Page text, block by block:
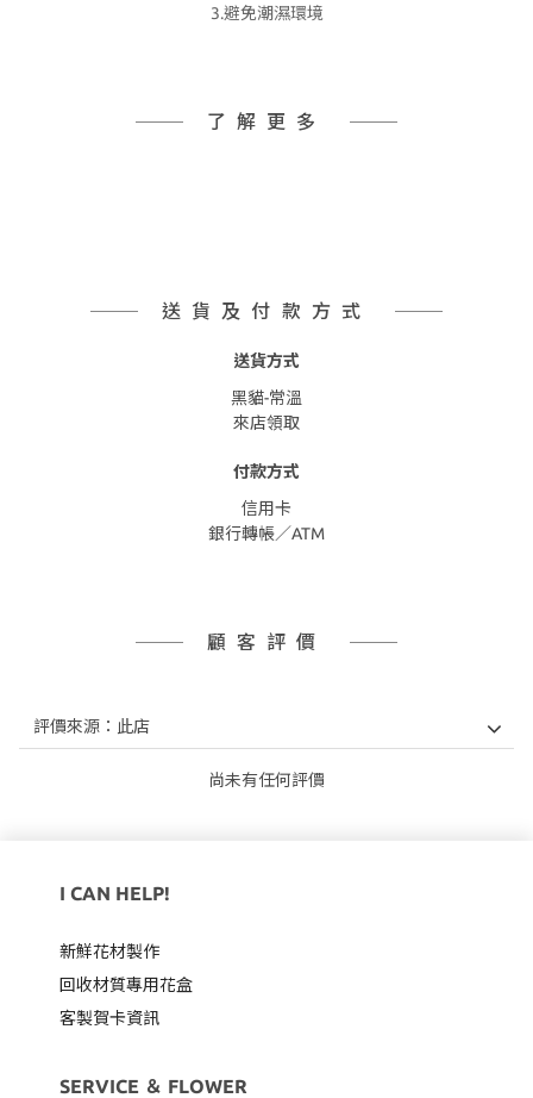
3.避免潮濕環境
了解更多
送貨及付款方式
送貨方式
黑貓-常溫
來店領取
付款方式
信用卡
銀行轉帳／ATM
顧客評價
尚未有任何評價
I CAN HELP!
新鮮花材製作
回收材質專用花盒
客製賀卡資訊
SERVICE ＆ FLOWER